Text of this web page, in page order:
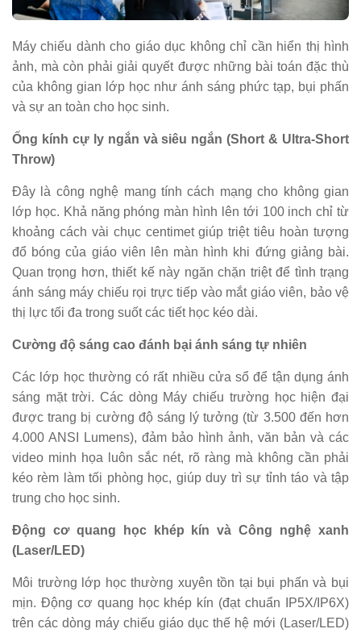
Máy chiếu dành cho giáo dục không chỉ cần hiển thị hình
ảnh, mà còn phải giải quyết được những bài toán đặc thù
của không gian lớp học như ánh sáng phức tạp, bụi phấn
và sự an toàn cho học sinh.
Ống kính cự ly ngắn và siêu ngắn (Short & Ultra-Short
Throw)
Đây là công nghệ mang tính cách mạng cho không gian
lớp học. Khả năng phóng màn hình lên tới 100 inch chỉ từ
khoảng cách vài chục centimet giúp triệt tiêu hoàn tượng
đổ bóng của giáo viên lên màn hình khi đứng giảng bài.
Quan trọng hơn, thiết kế này ngăn chặn triệt để tình trạng
ánh sáng máy chiếu rọi trực tiếp vào mắt giáo viên, bảo vệ
thị lực tối đa trong suốt các tiết học kéo dài.
Cường độ sáng cao đánh bại ánh sáng tự nhiên
Các lớp học thường có rất nhiều cửa sổ để tận dụng ánh
sáng mặt trời. Các dòng Máy chiếu trường học hiện đại
được trang bị cường độ sáng lý tưởng (từ 3.500 đến hơn
4.000 ANSI Lumens), đảm bảo hình ảnh, văn bản và các
video minh họa luôn sắc nét, rõ ràng mà không cần phải
kéo rèm làm tối phòng học, giúp duy trì sự tỉnh táo và tập
trung cho học sinh.
Động cơ quang học khép kín và Công nghệ xanh
(Laser/LED)
Môi trường lớp học thường xuyên tồn tại bụi phấn và bụi
mịn. Động cơ quang học khép kín (đạt chuẩn IP5X/IP6X)
trên các dòng máy chiếu giáo dục thế hệ mới (Laser/LED)